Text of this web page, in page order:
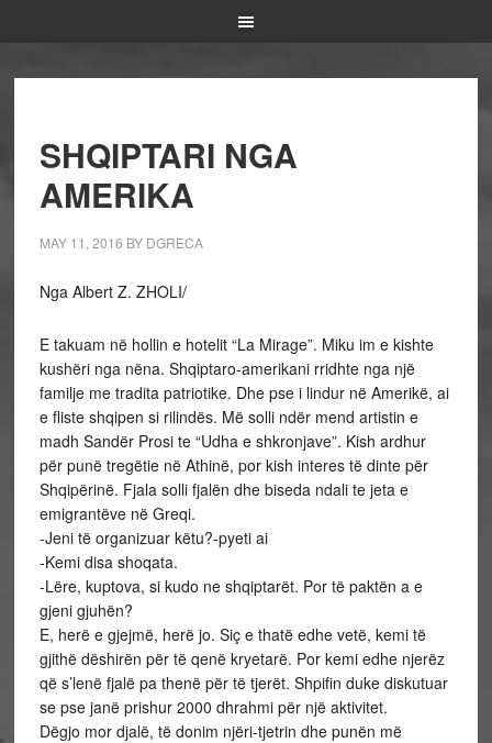
SHQIPTARI NGA
AMERIKA
MAY 11, 2016 BY DGRECA
Nga Albert Z. ZHOLI/
E takuam në hollin e hotelit “La Mirage”. Miku im e kishte
kushëri nga nëna. Shqiptaro-amerikani rridhte nga një
familje me tradita patriotike. Dhe pse i lindur në Amerikë, ai
e fliste shqipen si rilindës. Më solli ndër mend artistin e
madh Sandër Prosi te “Udha e shkronjave”. Kish ardhur
për punë tregëtie në Athinë, por kish interes të dinte për
Shqipërinë. Fjala solli fjalën dhe biseda ndali te jeta e
emigrantëve në Greqi.
-Jeni të organizuar këtu?-pyeti ai
-Kemi disa shoqata.
-Lëre, kuptova, si kudo ne shqiptarët. Por të paktën a e
gjeni gjuhën?
E, herë e gjejmë, herë jo. Siç e thatë edhe vetë, kemi të
gjithë dëshirën për të qenë kryetarë. Por kemi edhe njerëz
që s’lenë fjalë pa thenë për të tjerët. Shpifin duke diskutuar
se pse janë prishur 2000 dhrahmi për një aktivitet.
Dëgjo mor djalë, të donim njëri-tjetrin dhe punën më